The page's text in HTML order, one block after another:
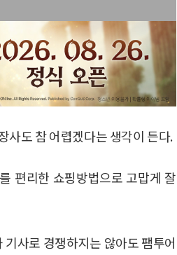
사도 참 어렵겠다는 생각이 든다.
편리한 쇼핑방법으로 고맙게 잘
사로 경쟁하지는 않아도 팸투어